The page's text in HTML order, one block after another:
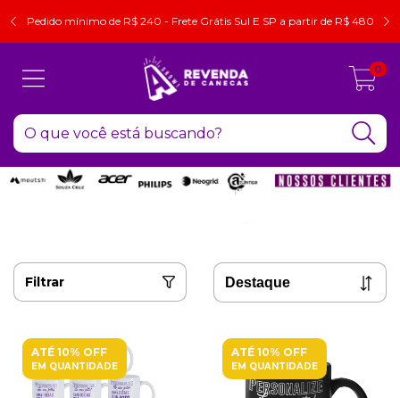
Pedido mínimo de R$ 240 - Frete Grátis Sul E SP a partir de R$ 480
0
Filtrar
ATÉ 10% OFF
EM QUANTIDADE
ATÉ 10% OFF
EM QUANTIDADE